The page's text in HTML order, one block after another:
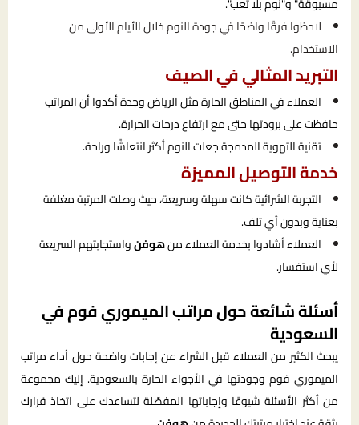
لاحظوا فرقًا واضحًا في جودة النوم خلال الأيام الأولى من
الاستخدام.
التبريد المثالي في الصيف
العملاء في المناطق الحارة مثل الرياض وجدة أكدوا أن المراتب
حافظت على برودتها حتى مع ارتفاع درجات الحرارة.
تقنية التهوية المدمجة جعلت النوم أكثر انتعاشًا وراحة.
خدمة التوصيل المميزة
التجربة الشرائية كانت سهلة وسريعة، حيث وصلت المرتبة مغلفة
بعناية وبدون أي تلف.
العملاء أشادوا بخدمة العملاء منهوفنواستجابتهم السريعة
لأي استفسار.
أسئلة شائعة حول مراتب الميموري فوم في
السعودية
يبحث الكثير من العملاء قبل الشراء عن إجابات واضحة حول أداء مراتب
الميموري فوم وجودتها في الأجواء الحارة بالسعودية. إليك مجموعة
من أكثر الأسئلة شيوعًا وإجاباتها المفصّلة لتساعدك على اتخاذ قرارك